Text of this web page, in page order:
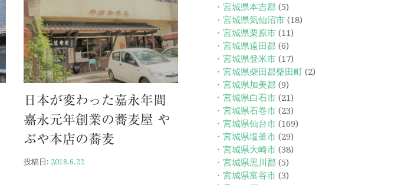
日本が変わった嘉永年間
嘉永元年創業の蕎麦屋 や
ぶや本店の蕎麦
投稿日: 2018.6.22
・宮城県本吉郡 (5)
・宮城県気仙沼市(18)
・宮城県栗原市(11)
・宮城県遠田郡 (6)
・宮城県登米市(17)
・宮城県柴田郡柴田町(2)
・宮城県加美郡 (9)
・宮城県白石市(21)
・宮城県石巻市(23)
・宮城県仙台市(169)
・宮城県塩釜市(29)
・宮城県大崎市(38)
・宮城県黒川郡 (5)
・宮城県富谷市(3)